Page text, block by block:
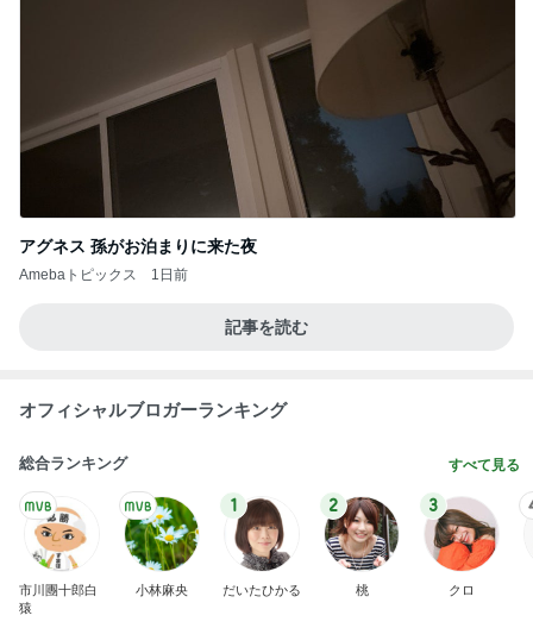
アグネス 孫がお泊まりに来た夜
Amebaトピックス 1日前
記事を読む
オフィシャルブロガーランキング
総合ランキング すべて見る
市川團十郎白
猿
小林麻央
1
だいたひかる
2
桃
3
クロ